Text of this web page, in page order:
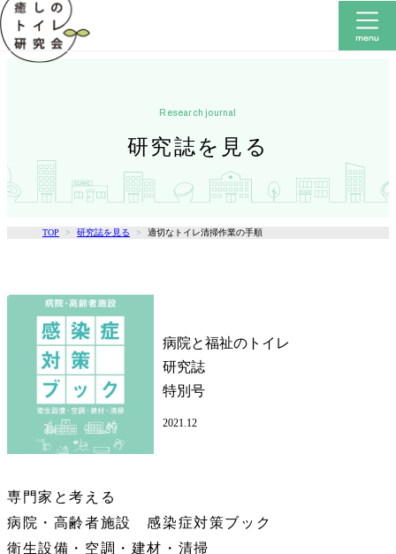
研究誌を見る
research journal
TOP 研究誌を見る 適切なトイレ清掃作業の手順
病院と福祉のトイレ
研究誌
特別号
2021.12
専門家と考える
病院・高齢者施設 感染症対策ブック
衛生設備・空調・建材・清掃